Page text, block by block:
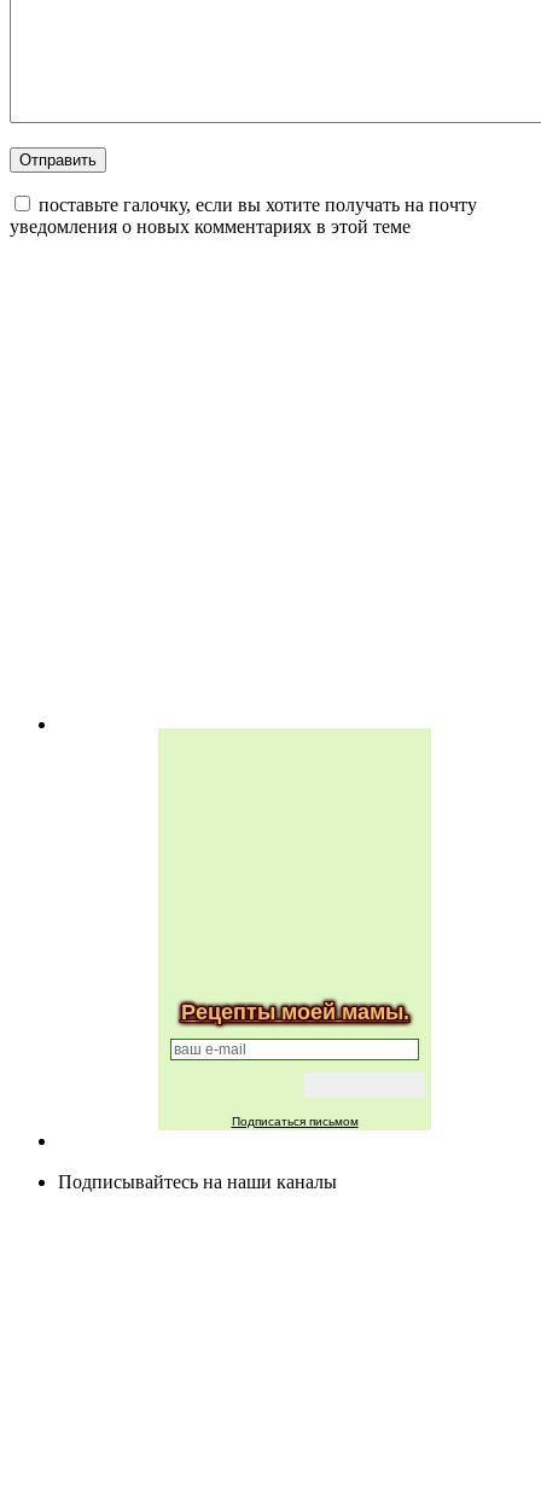
поставьте галочку, если вы хотите получать на почту
уведомления о новых комментариях в этой теме
Рецепты моей мамы.
Подписаться письмом
Подписывайтесь на наши каналы